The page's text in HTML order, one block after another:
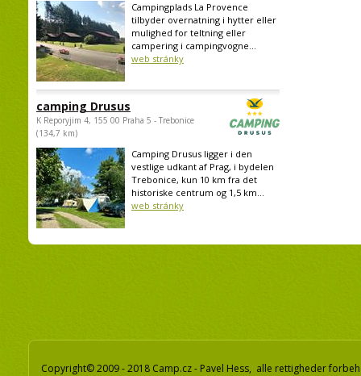
Campingplads La Provence
tilbyder overnatning i hytter eller
mulighed for teltning eller
campering i campingvogne...
web stránky
camping Drusus
K Reporyjim 4, 155 00 Praha 5 - Trebonice
(134,7 km)
Camping Drusus ligger i den
vestlige udkant af Prag, i bydelen
Trebonice, kun 10 km fra det
historiske centrum og 1,5 km...
web stránky
Copyright© 2009 - 2018 Camp.cz - Pavel Hess, alle rettigheder